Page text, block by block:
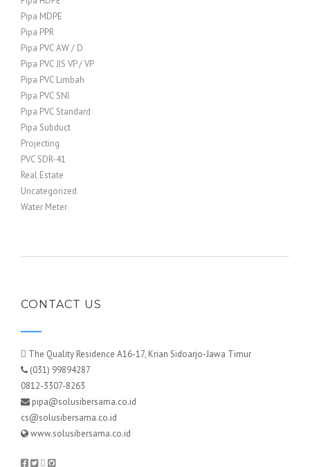
Pipa MDPE
Pipa PPR
Pipa PVC AW / D
Pipa PVC JIS VP / VP
Pipa PVC Limbah
Pipa PVC SNI
Pipa PVC Standard
Pipa Subduct
Projecting
PVC SDR-41
Real Estate
Uncategorized
Water Meter
CONTACT US
The Quality Residence A16-17, Krian Sidoarjo-Jawa Timur
(031) 99894287
0812-3307-8263
pipa@solusibersama.co.id
cs@solusibersama.co.id
www.solusibersama.co.id